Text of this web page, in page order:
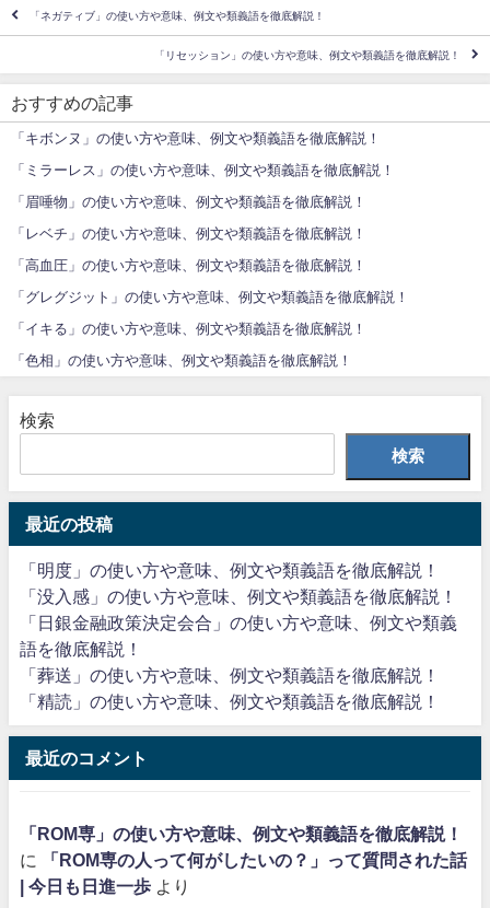
「ネガティブ」の使い方や意味、例文や類義語を徹底解説！
「リセッション」の使い方や意味、例文や類義語を徹底解説！
おすすめの記事
「キボンヌ」の使い方や意味、例文や類義語を徹底解説！
「ミラーレス」の使い方や意味、例文や類義語を徹底解説！
「眉唾物」の使い方や意味、例文や類義語を徹底解説！
「レベチ」の使い方や意味、例文や類義語を徹底解説！
「高血圧」の使い方や意味、例文や類義語を徹底解説！
「グレグジット」の使い方や意味、例文や類義語を徹底解説！
「イキる」の使い方や意味、例文や類義語を徹底解説！
「色相」の使い方や意味、例文や類義語を徹底解説！
検索
検索
最近の投稿
「明度」の使い方や意味、例文や類義語を徹底解説！
「没入感」の使い方や意味、例文や類義語を徹底解説！
「日銀金融政策決定会合」の使い方や意味、例文や類義
語を徹底解説！
「葬送」の使い方や意味、例文や類義語を徹底解説！
「精読」の使い方や意味、例文や類義語を徹底解説！
最近のコメント
「ROM専」の使い方や意味、例文や類義語を徹底解説！
に
「ROM専の人って何がしたいの？」って質問された話
| 今日も日進一歩 より